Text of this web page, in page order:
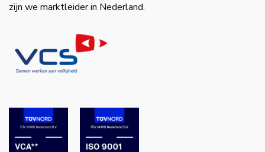
zijn we marktleider in Nederland.